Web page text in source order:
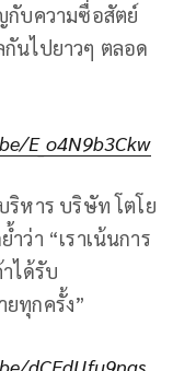
กับความซื่อสัตย์
นไปยาวๆ ตลอด
E_o4N9b3Ckw
หาร บริษัท โตโย
ว่า “เราเน้นการ
ได้รับ
ทุกครั้ง”
dCFdUfu9nas